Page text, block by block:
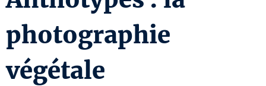
photographie
végétale